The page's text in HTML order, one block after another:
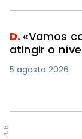
D. «Vamos
atingir o
5 agosto 2026
PUB.